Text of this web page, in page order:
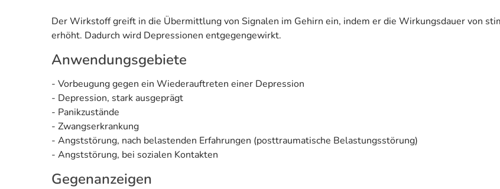
Der Wirkstoff greift in die Übermittlung von Signalen im Gehirn ein, indem er die Wirkungsdauer von
erhöht. Dadurch wird Depressionen entgegengewirkt.
Anwendungsgebiete
- Vorbeugung gegen ein Wiederauftreten einer Depression
- Depression, stark ausgeprägt
- Panikzustände
- Zwangserkrankung
- Angststörung, nach belastenden Erfahrungen (posttraumatische Belastungsstörung)
- Angststörung, bei sozialen Kontakten
Gegenanzeigen